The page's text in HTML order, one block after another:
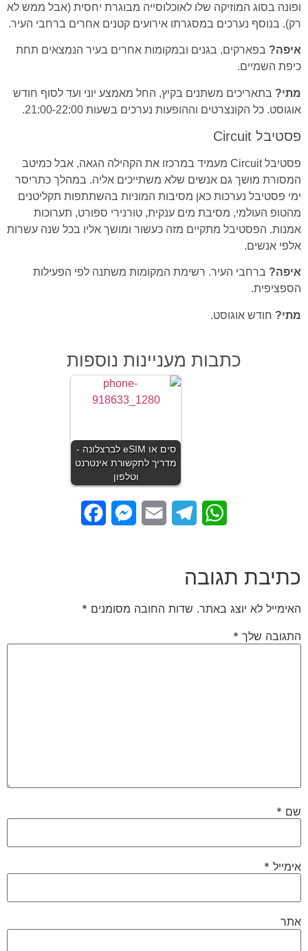
ופונה בסוג המוזיקה שלו לאוכלוסייה מבוגרת יחסית (אבל ממש לא
רק). בנוסף נערכים במסגרתו אירועים קטנים אחרים ברחבי העיר.
איפה? בפארקים, בגנים ובמקומות אחרים בעיר הנמצאים תחת
כיפת השמיים.
מתי? בתאריכים משתנים בקיץ, החל מאמצע יוני ועד לסוף חודש
אוגוסט. כל הקונצרטים וההופעות נערכים בשעות 21:00-22:00.
פסטיבל Circuit
פסטיבל Circuit מעמיד במרכזו את הקהילה הגאה, אבל כמיטב
המסורת מושך גם אנשים שלא משתייכים אליה. במהלך כתריסר
ימי פסטיבל נערכות כאן מסיבות המוניות בהשתתפות תקליטנים
מהטופ העולמי, מסיבת מים ענקית, טורנירי ספורט, תערוכות
אמנות. הפסטיבל מתקיים מזה כעשור ומושך אליו בכל שנה עשרות
אלפי אנשים.
איפה? ברחבי העיר. רשימת המקומות משתנה לפי הפעילות
הספציפית.
מתי? חודש אוגוסט.
כתבות מעניינות נוספות
סים או eSIM לברצלונה -
מדריך לתקשורת אינטרנט
וטלפון
WhatsApp
Telegram
Email
Messenger
כתיבת תגובה
האימייל לא יוצג באתר. שדות החובה מסומנים *
התגובה שלך *
שם *
אימייל *
אתר